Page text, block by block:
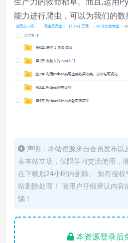
能力进行爬虫，可以为我们的数
声明：本站资源来自会员发布
表本站立场，仅限学习交流使用，
在下载后24小时内删除。 如有侵
站删除处理！ 请用户仔细辨认内容
骗！
本资源登录后